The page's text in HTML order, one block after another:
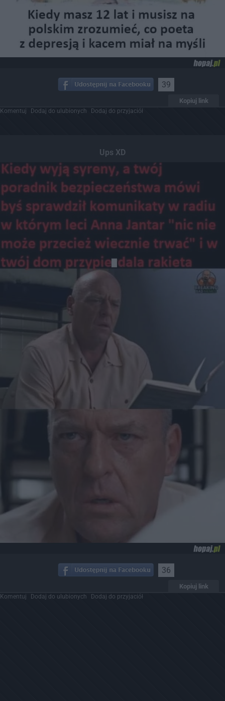
39
Kopiuj link
Komentuj Dodaj do ulubionych Dodaj do przyjaciół
Ups XD
36
Kopiuj link
Komentuj Dodaj do ulubionych Dodaj do przyjaciół